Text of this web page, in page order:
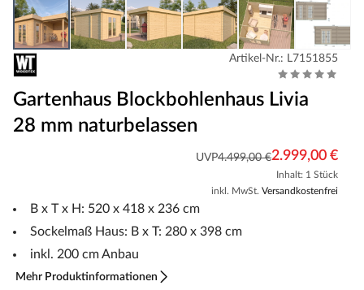
Artikel-Nr.: L7151855
Gartenhaus Blockbohlenhaus Livia
28 mm naturbelassen
UVP4.499,00 €2.999,00 €
Inhalt: 1 Stück
inkl. MwSt. Versandkostenfrei
B x T x H: 520 x 418 x 236 cm
Sockelmaß Haus: B x T: 280 x 398 cm
inkl. 200 cm Anbau
Mehr Produktinformationen